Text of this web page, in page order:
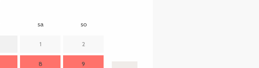
sa so
1 2
8 9